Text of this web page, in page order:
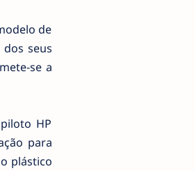
de
seus
se a
HP
para
plástico